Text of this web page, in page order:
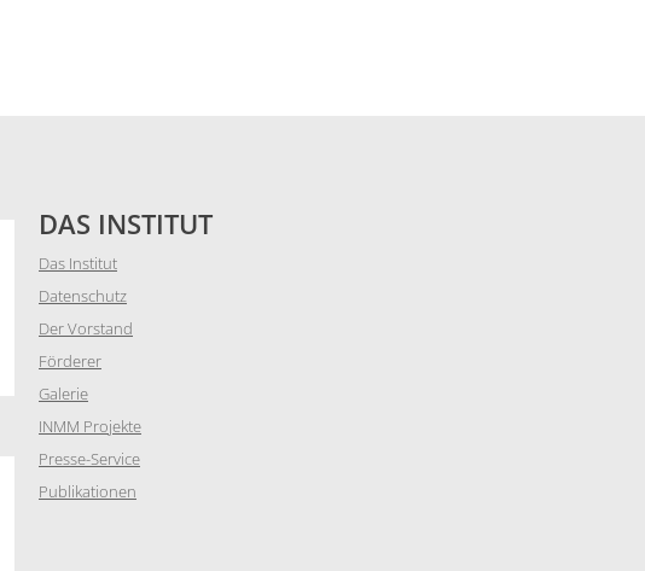
DAS INSTITUT
Das Institut
Datenschutz
Der Vorstand
Förderer
Galerie
INMM Projekte
Presse-Service
Publikationen